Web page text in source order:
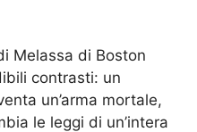
Melassa di Boston
contrasti: un
un’arma mortale,
le leggi di un’intera